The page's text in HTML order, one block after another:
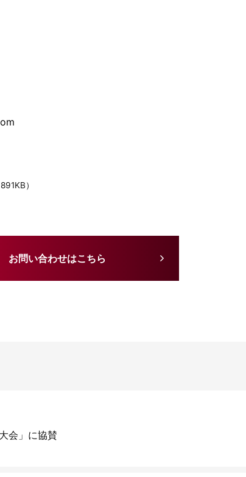
891KB）
お問い合わせはこちら
会」に協賛